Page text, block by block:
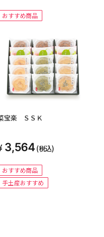
おすすめ商品
宝楽 ＳＳＫ
3,564 (税込)
おすすめ商品
手土産おすすめ